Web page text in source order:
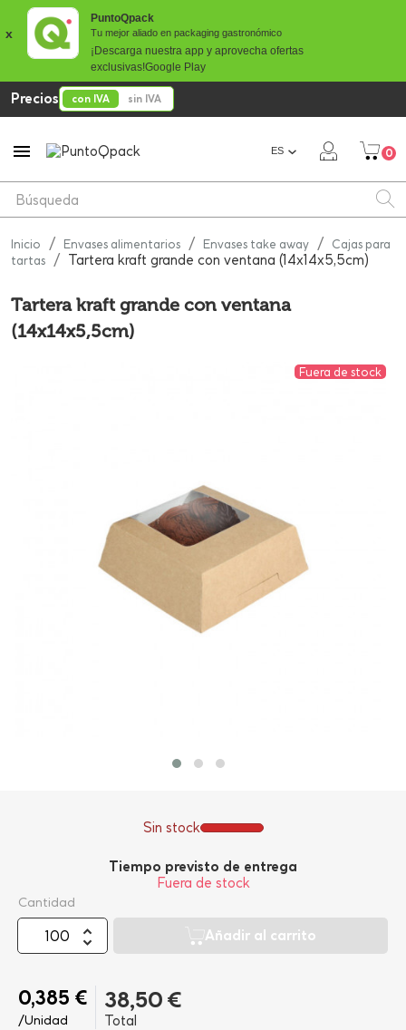
x
PuntoQpack
Tu mejor aliado en packaging gastronómico
¡Descarga nuestra app y aprovecha ofertas
exclusivas!Google Play
Precios con IVA sin IVA
 ES 0
Inicio Envases alimentarios Envases take away
Cajas para
tartas
Tartera kraft grande con ventana (14x14x5,5cm)
Tartera kraft grande con ventana
(14x14x5,5cm)
Fuera de stock
0,385 €
/Unidad
38,50 €
Total
Cantidad
Añadir al carrito
Sin stock
Tiempo previsto de entrega
Fuera de stock